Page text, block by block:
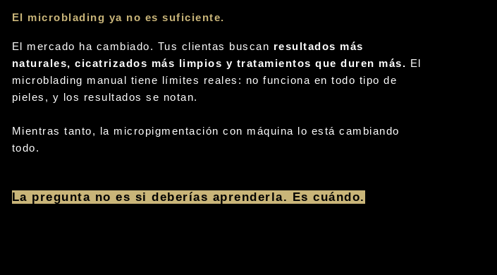
El microblading ya no es suficiente.
El mercado ha cambiado. Tus clientas buscan resultados más
naturales, cicatrizados más limpios y tratamientos que duren más. El
microblading manual tiene límites reales: no funciona en todo tipo de
pieles, y los resultados se notan.
Mientras tanto, la micropigmentación con máquina lo está cambiando
todo.
La pregunta no es si deberías aprenderla. Es cuándo.